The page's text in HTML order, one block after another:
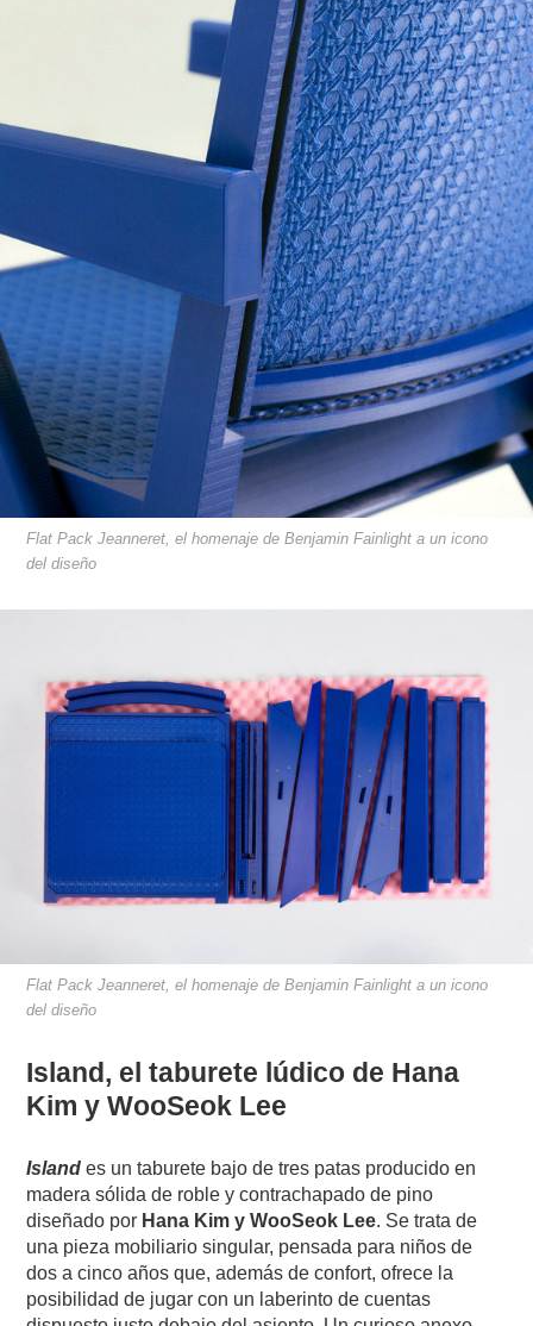
Flat Pack Jeanneret, el homenaje de Benjamin Fainlight a un icono
del diseño
Flat Pack Jeanneret, el homenaje de Benjamin Fainlight a un icono
del diseño
​​​​​​​​​​​​​​​​​​​​​Island, el taburete lúdico de Hana
Kim y WooSeok Lee
​​​​​​​​​​​​​​​​​​​​​Island es un taburete bajo de tres patas producido en
madera sólida de roble y contrachapado de pino
diseñado por Hana Kim y WooSeok Lee. Se trata de
una pieza mobiliario singular, pensada para niños de
dos a cinco años que, además de confort, ofrece la
posibilidad de jugar con un laberinto de cuentas